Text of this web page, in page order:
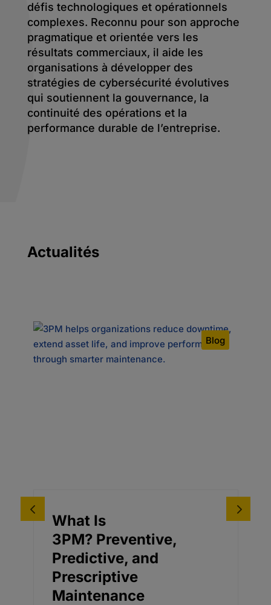
défis technologiques et opérationnels
complexes. Reconnu pour son approche
pragmatique et orientée vers les
résultats commerciaux, il aide les
organisations à développer des
stratégies de cybersécurité évolutives
qui soutiennent la gouvernance, la
continuité des opérations et la
performance durable de l’entreprise.
Actualités
Blog
What Is
3PM? Preventive,
Predictive, and
Prescriptive
Maintenance